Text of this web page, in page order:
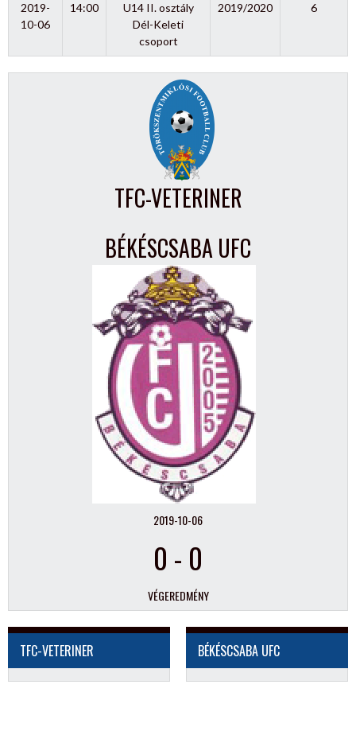
2019-
10-06
14:00
U14 II. osztály
Dél-Keleti
csoport
2019/2020 6
TFC-VETERINER
BÉKÉSCSABA UFC
2019-10-06
0 - 0
VÉGEREDMÉNY
TFC-VETERINER BÉKÉSCSABA UFC